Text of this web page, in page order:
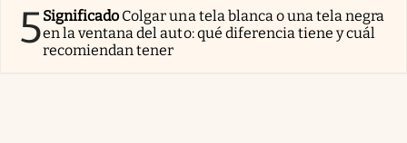
5Significado Colgar una tela blanca o una tela negra
en la ventana del auto: qué diferencia tiene y cuál
recomiendan tener